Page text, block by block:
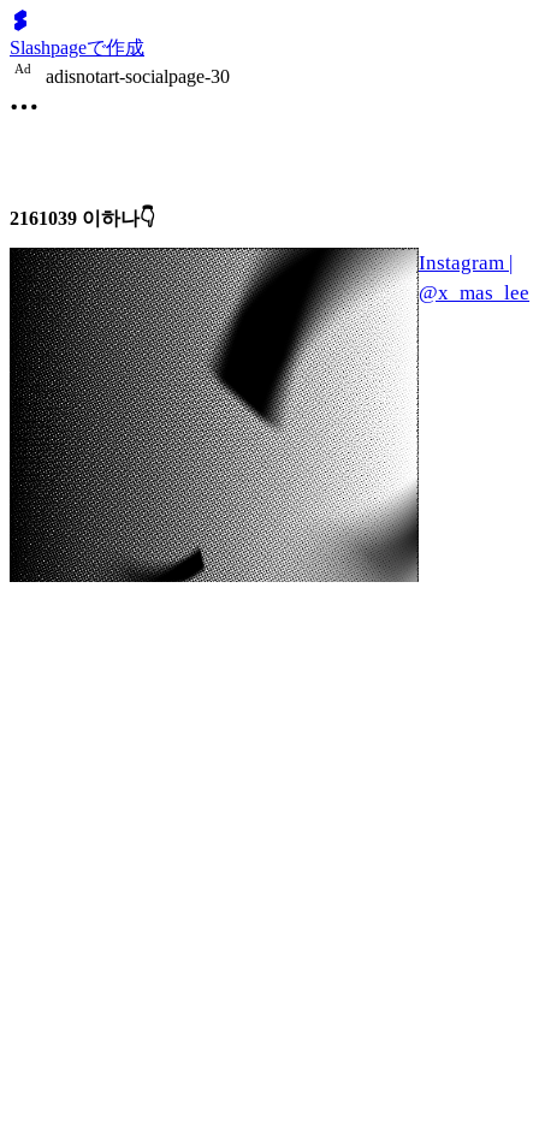
Slashpageで作成
Ad adisnotart-socialpage-30
2161039 이하나👇
Instagram |
@x_mas_lee